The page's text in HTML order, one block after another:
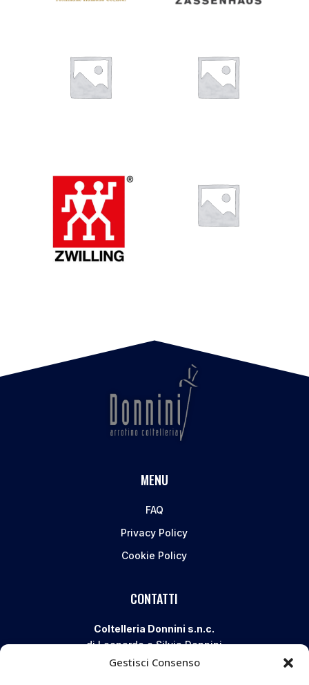
Gestisci Consenso
MENU
FAQ
Privacy Policy
Cookie Policy
CONTATTI
Coltelleria Donnini s.n.c.
di Leonardo e Silvia Donnini
Via Giovanni Lanza, 70 – 50136 FIRENZE